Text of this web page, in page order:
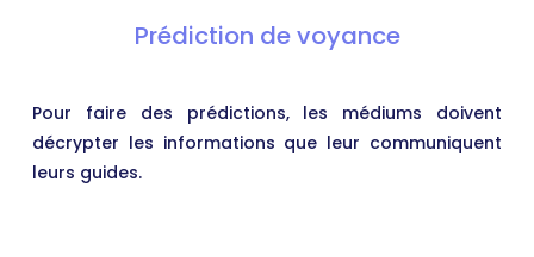
Prédiction de voyance
Pour faire des prédictions, les médiums doivent
décrypter les informations que leur communiquent
leurs guides.